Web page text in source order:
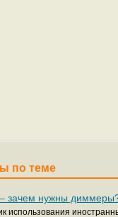
по теме
зачем нужны
использования